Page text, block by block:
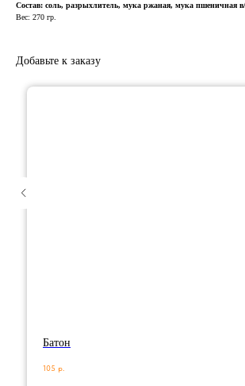
Состав: соль, разрыхлитель, мука ржаная, мука пшеничная в/
Вес: 270 гр.
Добавьте к заказу
Батон
105 р.